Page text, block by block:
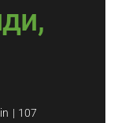
| 107